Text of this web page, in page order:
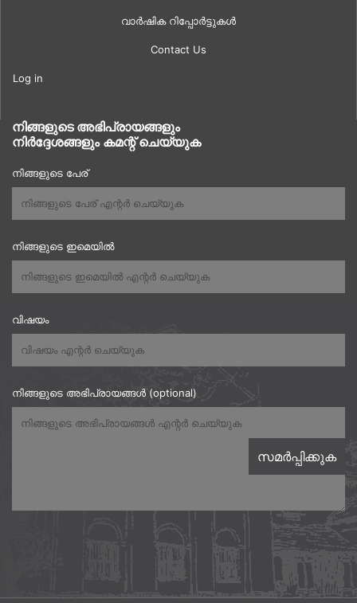
വാർഷിക റിപ്പോർട്ടുകൾ
Contact Us
Log in
നിങ്ങളുടെ അഭിപ്രായങ്ങളും
നിർദ്ദേശങ്ങളും കമന്റ് ചെയ്യുക
നിങ്ങളുടെ പേര്
നിങ്ങളുടെ ഇമെയിൽ
വിഷയം
നിങ്ങളുടെ അഭിപ്രായങ്ങൾ (optional)